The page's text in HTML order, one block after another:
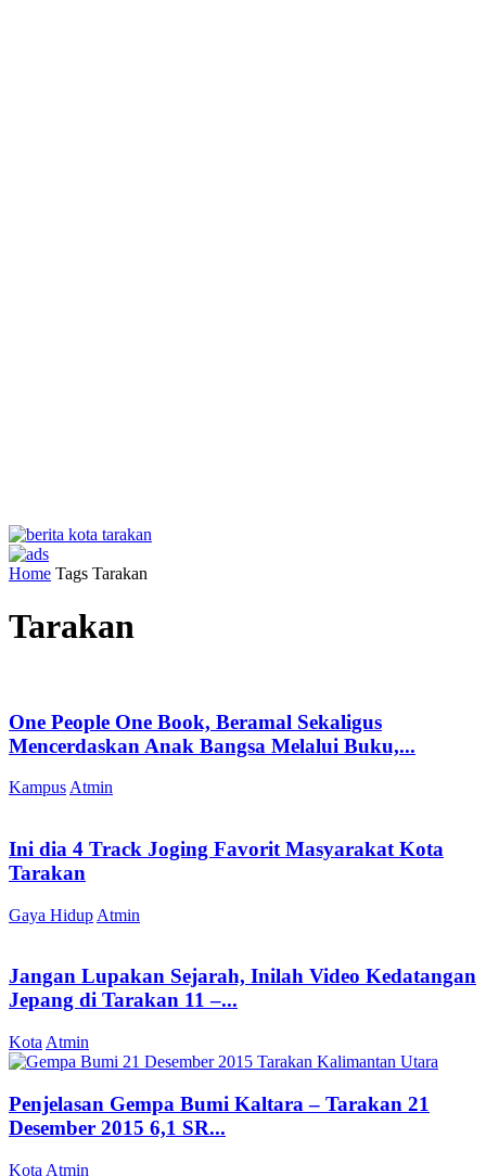
Home Tags Tarakan
Tarakan
One People One Book, Beramal Sekaligus
Mencerdaskan Anak Bangsa Melalui Buku,...
Kampus Atmin
Ini dia 4 Track Joging Favorit Masyarakat Kota
Tarakan
Gaya Hidup Atmin
Jangan Lupakan Sejarah, Inilah Video Kedatangan
Jepang di Tarakan 11 –...
Kota Atmin
Penjelasan Gempa Bumi Kaltara – Tarakan 21
Desember 2015 6,1 SR...
Kota Atmin